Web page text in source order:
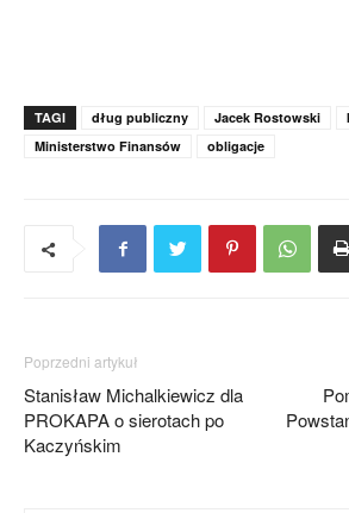
TAGI dług publiczny Jacek Rostowski
Ministerstwo Finansów
obligacje
Poprzedni artykuł
Stanisław Michalkiewicz dla
PROKAPA o sierotach po
Kaczyńskim